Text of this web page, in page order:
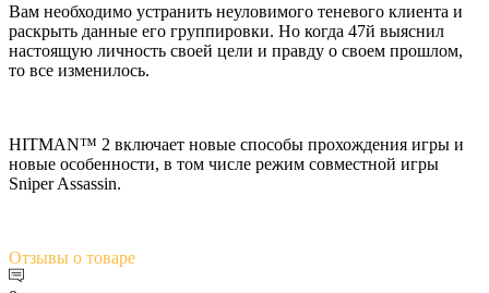
Вам необходимо устранить неуловимого теневого клиента и
раскрыть данные его группировки. Но когда 47й выяснил
настоящую личность своей цели и правду о своем прошлом,
то все изменилось.
HITMAN™ 2 включает новые способы прохождения игры и
новые особенности, в том числе режим совместной игры
Sniper Assassin.
Отзывы о товаре